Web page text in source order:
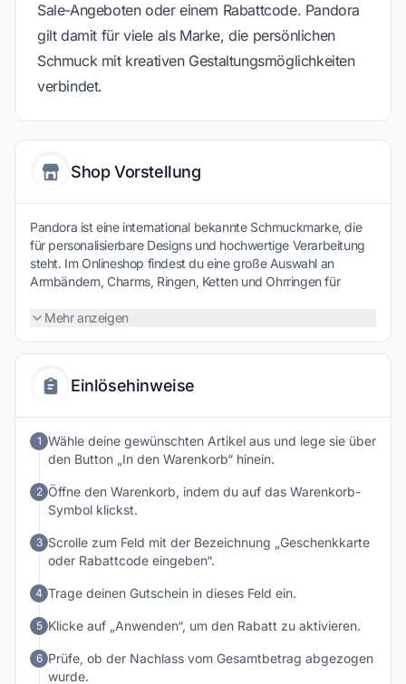
Sale-Angeboten oder einem Rabattcode. Pandora
gilt damit für viele als Marke, die persönlichen
Schmuck mit kreativen Gestaltungsmöglichkeiten
verbindet.
Shop Vorstellung
Pandora ist eine international bekannte Schmuckmarke, die
für personalisierbare Designs und hochwertige Verarbeitung
steht. Im Onlineshop findest du eine große Auswahl an
Armbändern, Charms, Ringen, Ketten und Ohrringen für
kombinierbaren Charms, mit denen sich Schmuckstücke
modernes Design mit klassischen Elementen und eignen sich
saisonale Kollektionen und neue Trends. Wer stilvollen
Mehr anzeigen
Einlösehinweise
1 Wähle deine gewünschten Artikel aus und lege sie über
den Button „In den Warenkorb“ hinein.
2 Öffne den Warenkorb, indem du auf das Warenkorb-
Symbol klickst.
3 Scrolle zum Feld mit der Bezeichnung „Geschenkkarte
oder Rabattcode eingeben“.
4 Trage deinen Gutschein in dieses Feld ein.
5 Klicke auf „Anwenden“, um den Rabatt zu aktivieren.
6 Prüfe, ob der Nachlass vom Gesamtbetrag abgezogen
wurde.